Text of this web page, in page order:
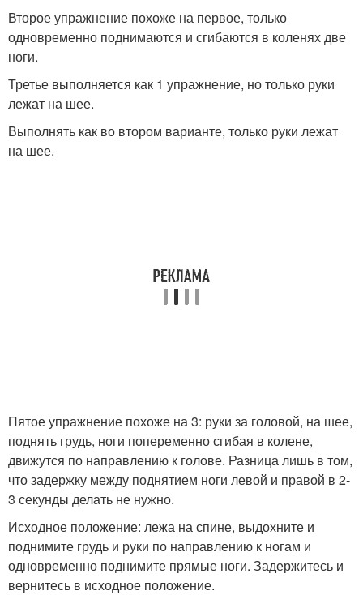
Второе упражнение похоже на первое, только
одновременно поднимаются и сгибаются в коленях две
ноги.
Третье выполняется как 1 упражнение, но только руки
лежат на шее.
Выполнять как во втором варианте, только руки лежат
на шее.
Пятое упражнение похоже на 3: руки за головой, на шее,
поднять грудь, ноги попеременно сгибая в колене,
движутся по направлению к голове. Разница лишь в том,
что задержку между поднятием ноги левой и правой в 2-
3 секунды делать не нужно.
Исходное положение: лежа на спине, выдохните и
поднимите грудь и руки по направлению к ногам и
одновременно поднимите прямые ноги. Задержитесь и
вернитесь в исходное положение.